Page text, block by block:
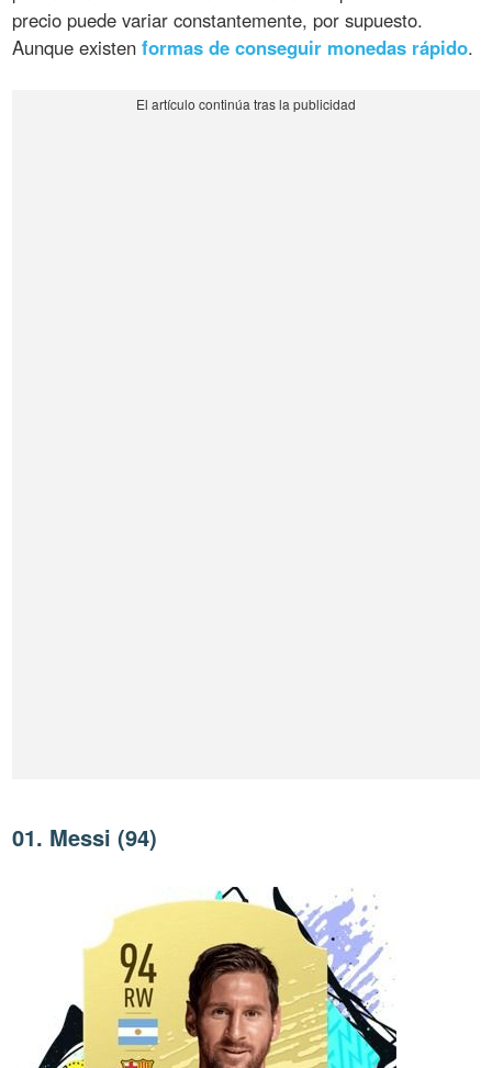
precio puede variar constantemente, por supuesto.
Aunque existenformas de conseguir monedas rápido.
01. Messi (94)